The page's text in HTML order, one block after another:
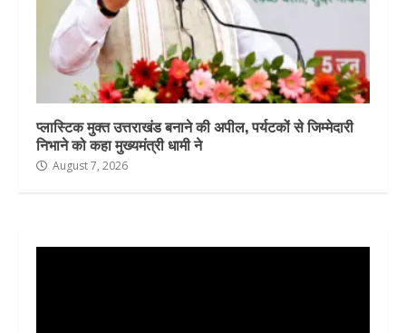
प्लास्टिक मुक्त उत्तराखंड बनाने की अपील, पर्यटकों से जिम्मेदारी
निभाने को कहा मुख्यमंत्री धामी ने
August 7, 2026